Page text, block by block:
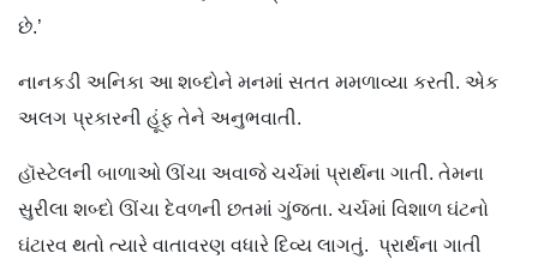
છે.’
નાનકડી અનિકા આ શબ્દોને મનમાં સતત મમળાવ્યા કરતી. એક
અલગ પ્રકારની હૂંફ તેને અનુભવાતી.
હૉસ્ટેલની બાળાઓ ઊંચા અવાજે ચર્ચમાં પ્રાર્થના ગાતી. તેમના
સુરીલા શબ્દો ઊંચા દેવળની છતમાં ગુંજતા. ચર્ચમાં વિશાળ ઘંટનો
ઘંટારવ થતો ત્યારે વાતાવરણ વધારે દિવ્ય લાગતું. પ્રાર્થના ગાતી